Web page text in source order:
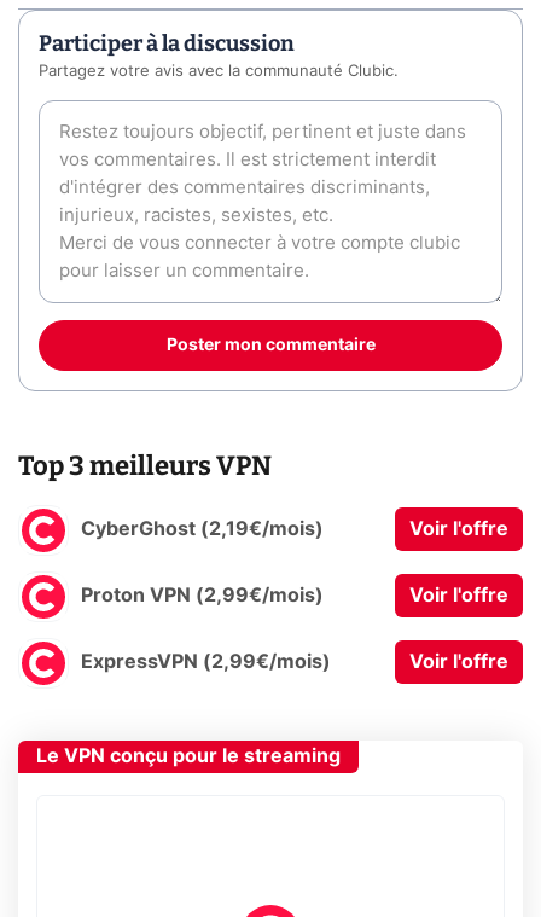
Participer à la discussion
Partagez votre avis avec la communauté Clubic.
Poster mon commentaire
Top 3 meilleurs VPN
CyberGhost (2,19€/mois) Voir l'offre
Proton VPN (2,99€/mois) Voir l'offre
ExpressVPN (2,99€/mois) Voir l'offre
Le VPN conçu pour le streaming